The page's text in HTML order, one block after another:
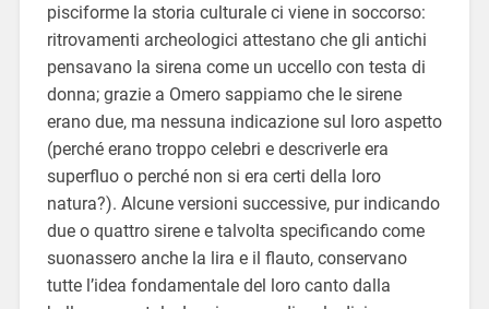
pisciforme la storia culturale ci viene in soccorso:
ritrovamenti archeologici attestano che gli antichi
pensavano la sirena come un uccello con testa di
donna; grazie a Omero sappiamo che le sirene
erano due, ma nessuna indicazione sul loro aspetto
(perché erano troppo celebri e descriverle era
superfluo o perché non si era certi della loro
natura?). Alcune versioni successive, pur indicando
due o quattro sirene e talvolta specificando come
suonassero anche la lira e il flauto, conservano
tutte l’idea fondamentale del loro canto dalla